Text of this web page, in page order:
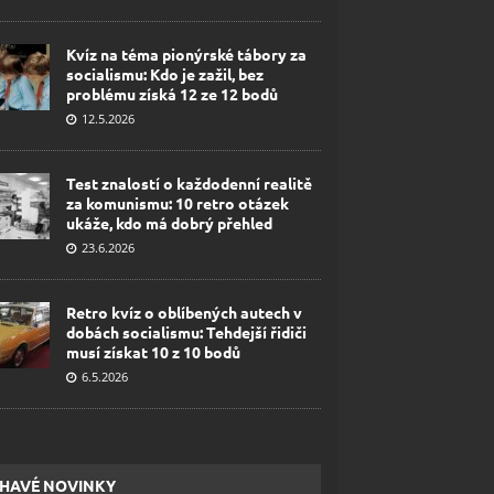
Kvíz na téma pionýrské tábory za
socialismu: Kdo je zažil, bez
problému získá 12 ze 12 bodů
12.5.2026
Test znalostí o každodenní realitě
za komunismu: 10 retro otázek
ukáže, kdo má dobrý přehled
23.6.2026
Retro kvíz o oblíbených autech v
dobách socialismu: Tehdejší řidiči
musí získat 10 z 10 bodů
6.5.2026
NOVINKY